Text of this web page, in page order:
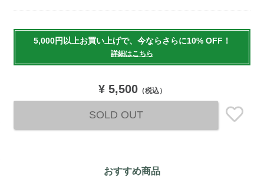
to
5,000円以上お買い上げで、今ならさらに10% OFF！
詳細はこちら
¥ 5,500（税込）
SOLD OUT
おすすめ商品